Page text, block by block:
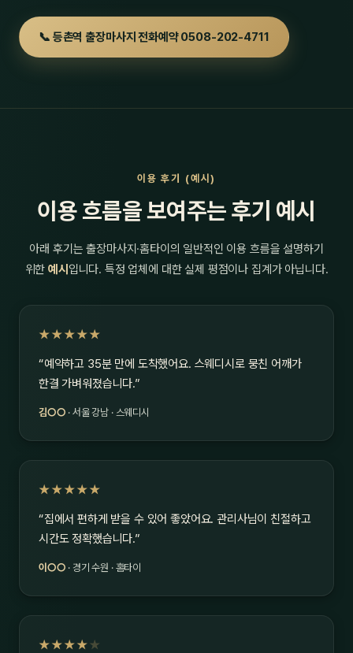
📞 등촌역 출장마사지 전화예약 0508-202-4711
이용 후기 (예시)
이용 흐름을 보여주는 후기 예시
아래 후기는 출장마사지·홈타이의 일반적인 이용 흐름을 설명하기
위한예시 입니다. 특정 업체에 대한 실제 평점이나 집계가 아닙니다.
★★★★★
“예약하고 35분 만에 도착했어요. 스웨디시로 뭉친 어깨가
한결 가벼워졌습니다.”
김○○ · 서울 강남 · 스웨디시
★★★★★
“집에서 편하게 받을 수 있어 좋았어요. 관리사님이 친절하고
시간도 정확했습니다.”
이○○ · 경기 수원 · 홈타이
★★★★ ★